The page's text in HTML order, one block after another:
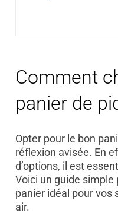
Comment
panier de
Opter pour le bon
réflexion avisée. En
d’options, il est
Voici un guide simple
panier idéal pour vos
air.